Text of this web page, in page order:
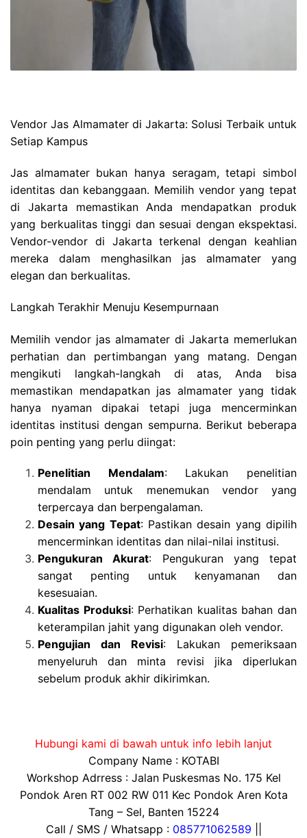
Vendor Jas Almamater di Jakarta: Solusi Terbaik untuk
Setiap Kampus
Jas almamater bukan hanya seragam, tetapi simbol
identitas dan kebanggaan. Memilih vendor yang tepat
di Jakarta memastikan Anda mendapatkan produk
yang berkualitas tinggi dan sesuai dengan ekspektasi.
Vendor-vendor di Jakarta terkenal dengan keahlian
mereka dalam menghasilkan jas almamater yang
elegan dan berkualitas.
Langkah Terakhir Menuju Kesempurnaan
Memilih vendor jas almamater di Jakarta memerlukan
perhatian dan pertimbangan yang matang. Dengan
mengikuti langkah-langkah di atas, Anda bisa
memastikan mendapatkan jas almamater yang tidak
hanya nyaman dipakai tetapi juga mencerminkan
identitas institusi dengan sempurna. Berikut beberapa
poin penting yang perlu diingat:
Penelitian Mendalam: Lakukan penelitian
mendalam untuk menemukan vendor yang
terpercaya dan berpengalaman.
Desain yang Tepat: Pastikan desain yang dipilih
mencerminkan identitas dan nilai-nilai institusi.
Pengukuran Akurat: Pengukuran yang tepat
sangat penting untuk kenyamanan dan
kesesuaian.
Kualitas Produksi: Perhatikan kualitas bahan dan
keterampilan jahit yang digunakan oleh vendor.
Pengujian dan Revisi: Lakukan pemeriksaan
menyeluruh dan minta revisi jika diperlukan
sebelum produk akhir dikirimkan.
Hubungi kami di bawah untuk info lebih lanjut
Company Name : KOTABI
Workshop Adrress : Jalan Puskesmas No. 175 Kel
Pondok Aren RT 002 RW 011 Kec Pondok Aren Kota
Tang – Sel, Banten 15224
Call / SMS / Whatsapp : 085771062589